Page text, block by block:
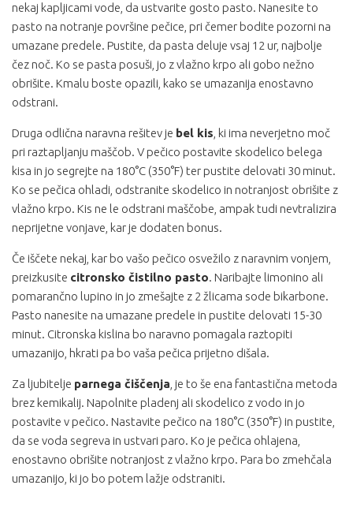
nekaj kapljicami vode, da ustvarite gosto pasto. Nanesite to
pasto na notranje površine pečice, pri čemer bodite pozorni na
umazane predele. Pustite, da pasta deluje vsaj 12 ur, najbolje
čez noč. Ko se pasta posuši, jo z vlažno krpo ali gobo nežno
obrišite. Kmalu boste opazili, kako se umazanija enostavno
odstrani.
Druga odlična naravna rešitev je bel kis , ki ima neverjetno moč
pri raztapljanju maščob. V pečico postavite skodelico belega
kisa in jo segrejte na 180°C (350°F) ter pustite delovati 30 minut.
Ko se pečica ohladi, odstranite skodelico in notranjost obrišite z
vlažno krpo. Kis ne le odstrani maščobe, ampak tudi nevtralizira
neprijetne vonjave, kar je dodaten bonus.
Če iščete nekaj, kar bo vašo pečico osvežilo z naravnim vonjem,
preizkusite citronsko čistilno pasto. Naribajte limonino ali
pomarančno lupino in jo zmešajte z 2 žlicama sode bikarbone.
Pasto nanesite na umazane predele in pustite delovati 15-30
minut. Citronska kislina bo naravno pomagala raztopiti
umazanijo, hkrati pa bo vaša pečica prijetno dišala.
Za ljubitelje parnega čiščenja , je to še ena fantastična metoda
brez kemikalij. Napolnite pladenj ali skodelico z vodo in jo
postavite v pečico. Nastavite pečico na 180°C (350°F) in pustite,
da se voda segreva in ustvari paro. Ko je pečica ohlajena,
enostavno obrišite notranjost z vlažno krpo. Para bo zmehčala
umazanijo, ki jo bo potem lažje odstraniti.